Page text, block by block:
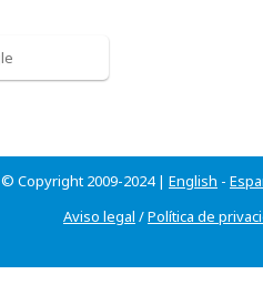
Copyright 2009-2024 | English -
Aviso legal /Política de